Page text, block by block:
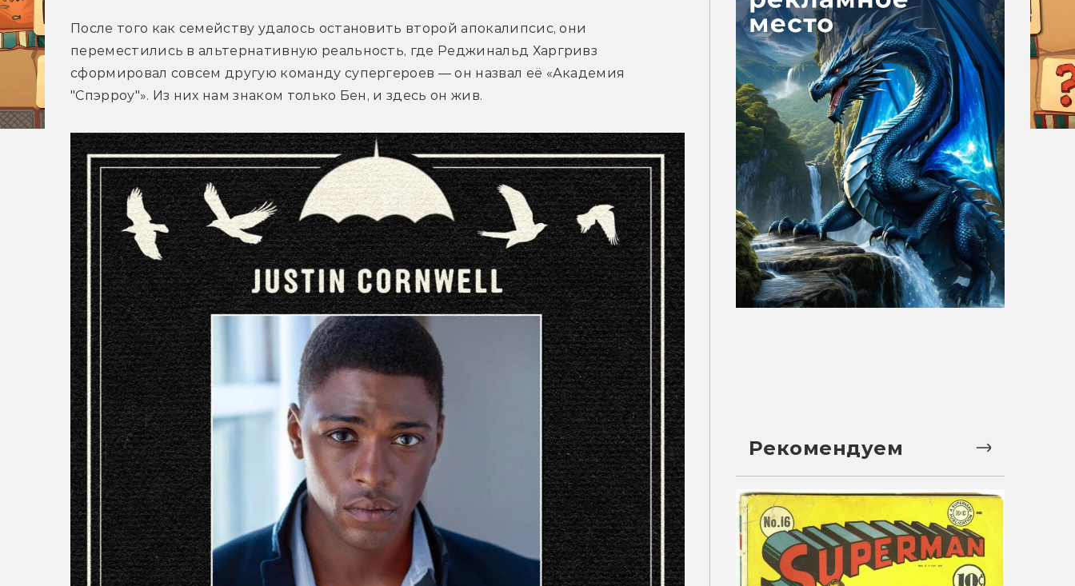
После того как семейству удалось остановить второй апокалипсис, они
переместились в альтернативную реальность, где Реджинальд Харгривз
сформировал совсем другую команду супергероев — он назвал её «Академия
"Спэрроу"». Из них нам знаком только Бен, и здесь он жив.
Рекомендуем